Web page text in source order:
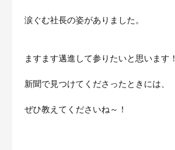
涙ぐむ社長の姿がありました。
ますます邁進して参りたいと思います！
新聞で見つけてくださったときには、
ぜひ教えてくださいね～！